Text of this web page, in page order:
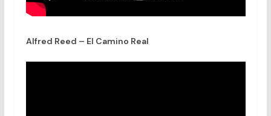
Alfred Reed – El Camino Real